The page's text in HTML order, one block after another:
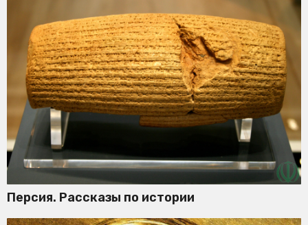
Персия. Рассказы по истории